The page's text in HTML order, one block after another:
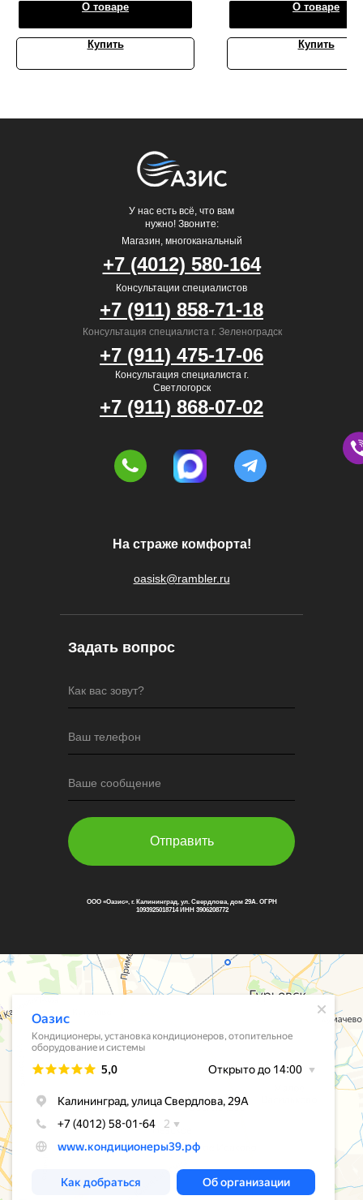
О товаре
Купить
О товаре
Купить
Как вас зовут?
Ваш телефон
Ваше сообщение
Отправить
oasisk@rambler.ru
У нас есть всё, что вам
нужно! Звоните:
На страже комфорта!
Магазин, многоканальный
Консультация специалиста г.
Светлогорск
Консультация специалиста г. Зеленоградск
Консультации специалистов
+7 (911) 858-71-18
+7 (911) 475-17-06
+7 (911) 868-07-02
+7 (4012) 580-164
Задать вопрос
ООО «Оазис», г. Калининград, ул. Свердлова, дом 29А. ОГРН
1093925018714 ИНН 3906208772